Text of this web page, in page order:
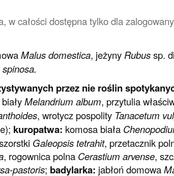
w całości dostępna tylko dla
Malus domestica, jeżyny Rubussp.
przez nie roślin
Melandrium album, przytulia
, wrotycz pospolity Tanacetum
kuropatwa: komosa biała
Galeopsis tetrahit, przetacznik
, rogownica polna Cerastium arvense,
pastoris; badylarka: jabłoń domowa